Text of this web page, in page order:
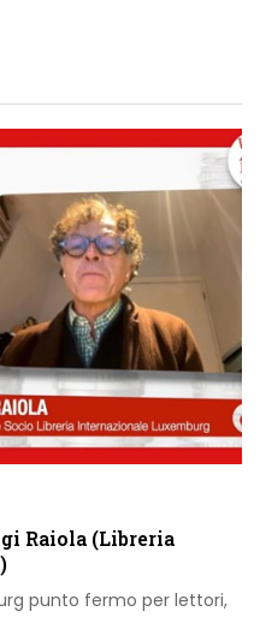
Raiola (Libreria
punto fermo per lettori,